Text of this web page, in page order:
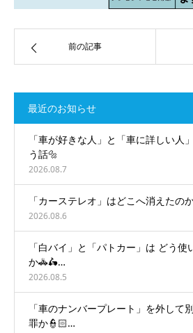
前の記事
最近のお知らせ
「車が好きな人」と「車に詳しい人
う話🔩
2026.08.7
「カーステレオ」はどこへ消えたの
2026.08.6
「白バイ」と「パトカー」は どう
か🚓🛵…
2026.08.5
「車のナンバープレート」を外して
罪か👮🏻…